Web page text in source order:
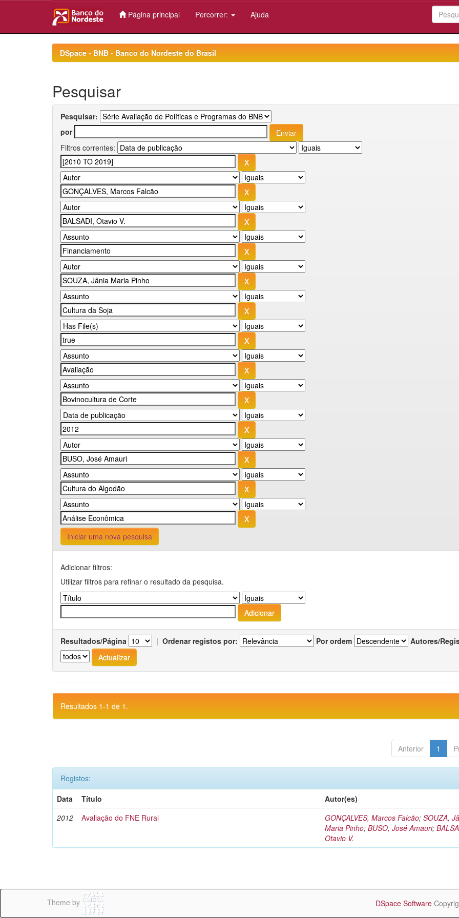
Página principal Percorrer: Ajuda
DSpace - BNB - Banco do Nordeste do Brasil
Pesquisar
Pesquisar:
por
Filtros correntes:
Iniciar uma nova pesquisa
Adicionar filtros:
Utilizar filtros para refinar o resultado da pesquisa.
Resultados/Página | Ordenar registos por: Por ordem Autores/
Resultados 1-1 de 1.
Anterior 1
Registos:
Data
Título
Autor(es)
2012
Avaliação do FNE Rural GONÇALVES, Marcos Falcão;SOUZA,
Maria Pinho;BUSO, José Amauri;
Otavio V.
Theme by DSpace Software